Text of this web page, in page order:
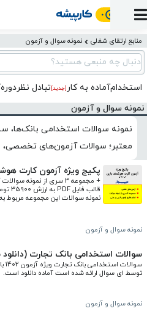
پنل
استخدام
به
کار
ثبت
رزومه
آگهی
آماده
به
کار
ثبت
آگهی
استخدام
نشان
شده‌ها
تبادل
نظر
منابع
ارتقای
شغلی
دوره
آموزشی
مقاله
کتاب
فایل‌و‌قالب
اخبار
استخدام
کارپیشه
جستجوی
کارجویان
(رزومه)
بخش
کارفرمایان
منابع ارتقای شغلی نمونه سوال و آزمون
دنبال چه منبعی هستید؟
استخدامآماده به کار [جدید]تبادل‌ نظر
نمونه سوال و آزمون
نمونه سوالات استخدامی بانک‌ها،
معتبر؛ سوالات آزمون‌های
پکیج ویژه آزمون کارت
نمونه سوال و آزمون
سوالات استخدامی بانک تجارت (دانلود
توسط ای سوال ارائه شده است آماده دانلود است.
نمونه سوال و آزمون